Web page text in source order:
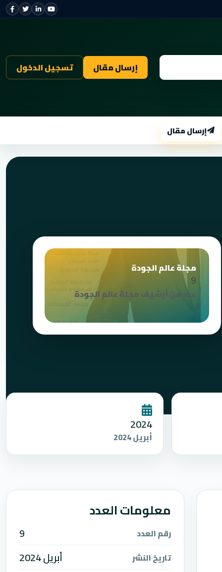
إرسال مقال تسجيل الدخول
إرسال مقال
مجلة عالم الجودة
9
عدد من أرشيف مجلة عالم الجودة
2024
أبريل 2024
معلومات العدد
رقم العدد 9
تاريخ النشر أبريل 2024